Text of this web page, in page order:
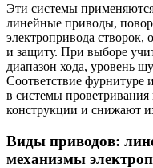
Эти системы
линейные приводы,
электропривода
и защиту. При выборе
диапазон хода, уровень
Соответствие фурнитуре
в системы
конструкции и снижают
Виды приводов:
механизмы